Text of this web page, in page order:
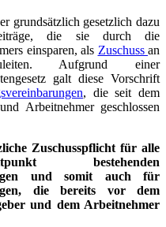
grundsätzlich gesetzlich dazu
die sie durch die
einsparen, als Zuschuss an
Aufgrund einer
galt diese Vorschrift
, die seit dem
Arbeitnehmer geschlossen
Zuschusspflicht für alle
bestehenden
und somit auch für
die bereits vor dem
und dem Arbeitnehmer